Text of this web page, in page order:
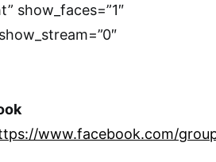
show_faces=”1″
www.facebook.com/